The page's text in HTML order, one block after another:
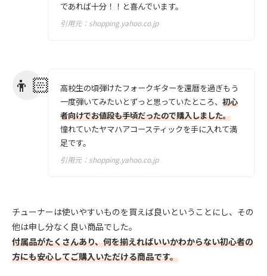
であれば十分！！と喜んでいます。
引用元： shopping.yahoo.co.jp
高校生の頃弾けたフォークギターを還暦を過ぎもう
一度弾いてみたいとずっと思っていたところ、 初心
者向けでお値段も手頃だったので購入しました。
憧れていたヤマハアコースティックを手に入れて満
足です。
引用元： shopping.yahoo.co.jp
チューナーは使いやすいものを買えば良いということにし、その
他は申し分なく良い商品でした。
付属品がたくさんあり、何を揃えればいいかわからない初心者の
方にも安心してご購入いただける商品です。